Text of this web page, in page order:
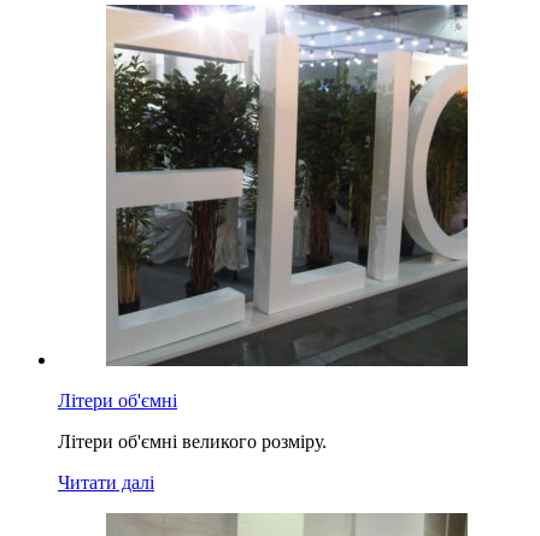
Літери об'ємні
Літери об'ємні великого розміру.
Читати далі